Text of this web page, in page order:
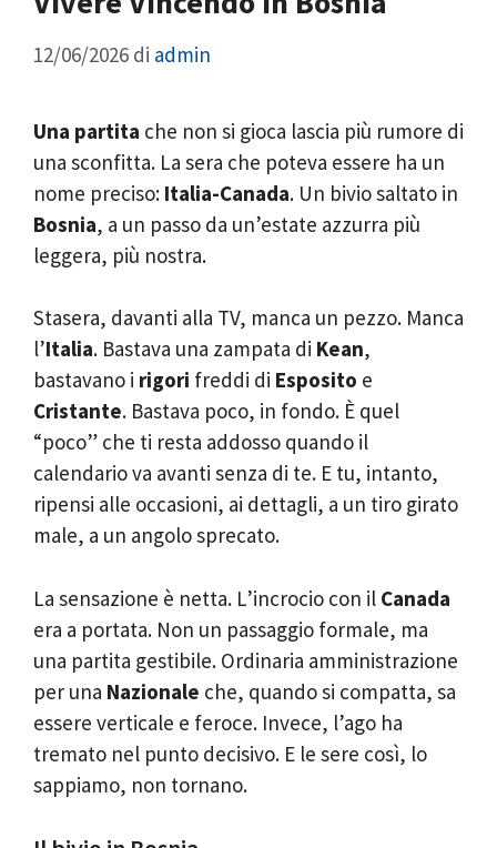
12/06/2026 di admin
Una partita che non si gioca lascia più rumore di
una sconfitta. La sera che poteva essere ha un
nome preciso: Italia-Canada. Un bivio saltato in
Bosnia, a un passo da un’estate azzurra più
leggera, più nostra.
Stasera, davanti alla TV, manca un pezzo. Manca
l’Italia. Bastava una zampata di Kean,
bastavano i rigori freddi di Esposito e
Cristante. Bastava poco, in fondo. È quel
“poco” che ti resta addosso quando il
calendario va avanti senza di te. E tu, intanto,
ripensi alle occasioni, ai dettagli, a un tiro girato
male, a un angolo sprecato.
La sensazione è netta. L’incrocio con il Canada
era a portata. Non un passaggio formale, ma
una partita gestibile. Ordinaria amministrazione
per una Nazionale che, quando si compatta, sa
essere verticale e feroce. Invece, l’ago ha
tremato nel punto decisivo. E le sere così, lo
sappiamo, non tornano.